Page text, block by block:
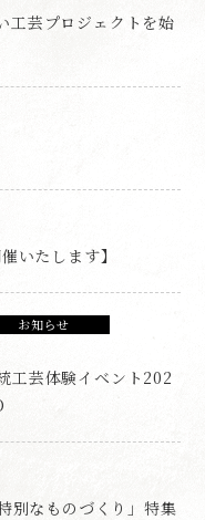
工芸プロジェクトを始
いたします】
お知らせ
工芸体験イベント202
別なものづくり」特集